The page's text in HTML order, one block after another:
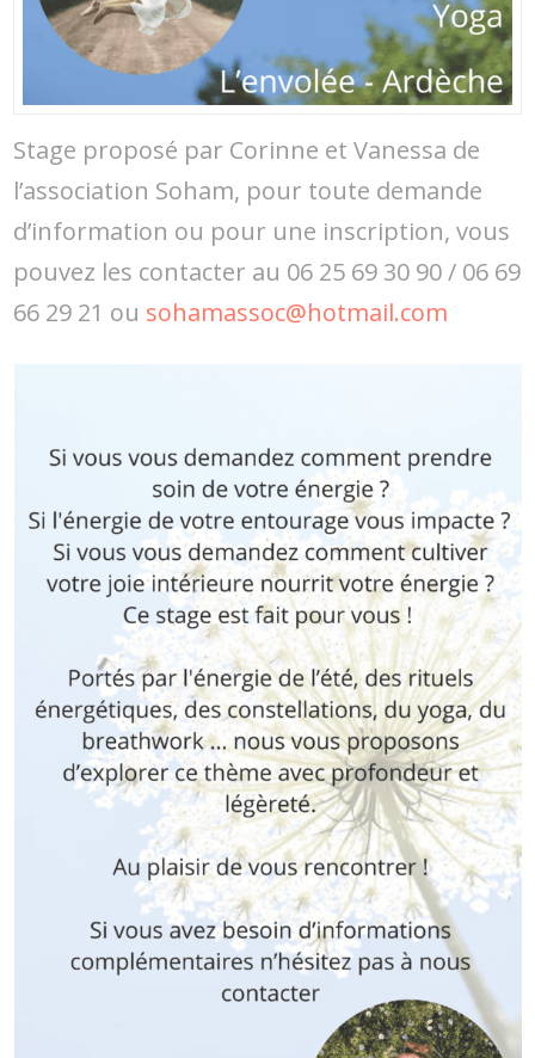
Stage proposé par Corinne et Vanessa de
l’association Soham, pour toute demande
d’information ou pour une inscription, vous
pouvez les contacter au 06 25 69 30 90 / 06 69
66 29 21 ou sohamassoc@hotmail.com